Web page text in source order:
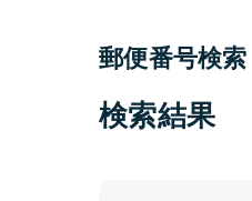
郵便番号検索
検索結果